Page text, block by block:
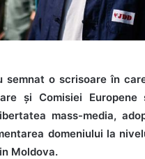
semnat o scrisoare în
și Comisiei
mass-media,
domeniului la
Moldova.